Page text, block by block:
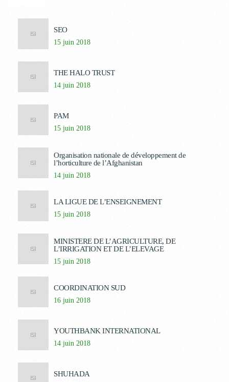
SEO
15 juin 2018
THE HALO TRUST
14 juin 2018
PAM
15 juin 2018
Organisation nationale de développement de
l’horticulture de l’Afghanistan
14 juin 2018
LA LIGUE DE L’ENSEIGNEMENT
15 juin 2018
MINISTERE DE L’AGRICULTURE, DE
L’IRRIGATION ET DE L’ELEVAGE
15 juin 2018
COORDINATION SUD
16 juin 2018
YOUTHBANK INTERNATIONAL
14 juin 2018
SHUHADA